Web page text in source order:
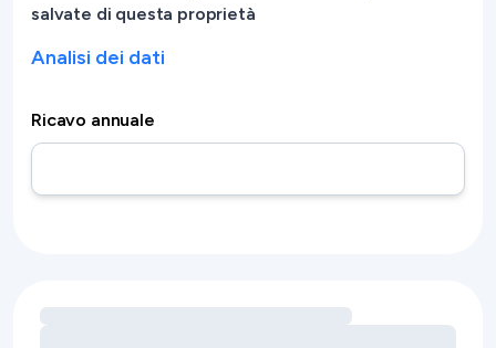
Ricavo annuale
salvate di questa proprietà
Analisi dei dati
Caricamento delle opportunità di ricavo legate ai servizi